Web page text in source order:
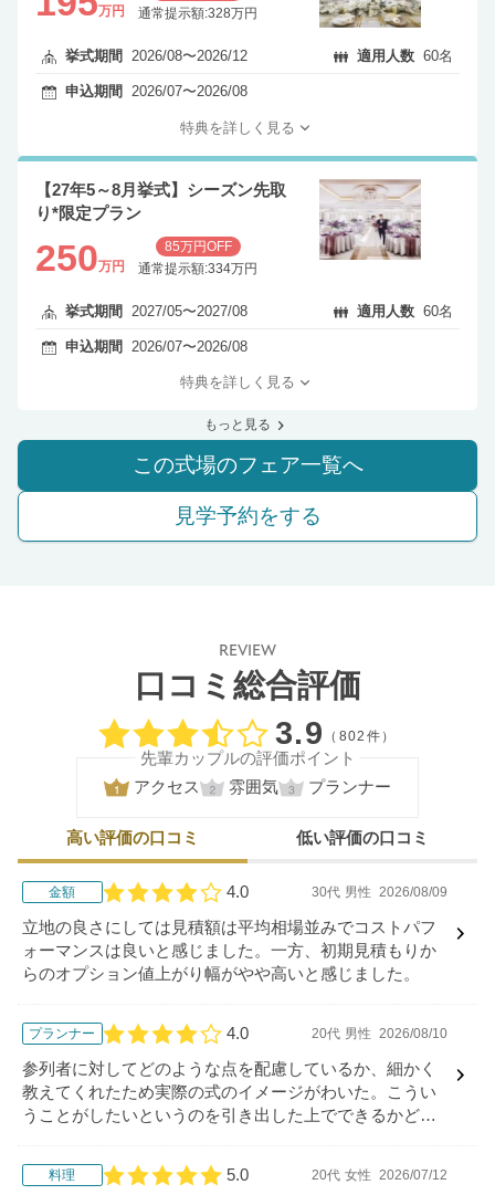
万円 通常提示額:328万円
挙式期間 2026/08〜2026/12 適用人数 60名
申込期間 2026/07〜2026/08
特典を詳しく見る
【27年5～8月挙式】シーズン先取
り*限定プラン
250万円
85万円OFF
通常提示額:334万円
挙式期間 2027/05〜2027/08 適用人数 60名
申込期間 2026/07〜2026/08
特典を詳しく見る
もっと見る
この式場のフェア一覧へ
見学予約をする
REVIEW
口コミ総合評価
口コミ評価
3.9 （802件）
先輩カップルの評価ポイント
アクセス
雰囲気 プランナー
高い評価の口コミ 低い評価の口コミ
金額
口コミ評価
4.0 30代 男性 2026/08/09
立地の良さにしては見積額は平均相場並みでコストパフ
ォーマンスは良いと感じました。一方、初期見積もりか
らのオプション値上がり幅がやや高いと感じました。
プランナー
口コミ評価
4.0 20代 男性 2026/08/10
参列者に対してどのような点を配慮しているか、細かく
教えてくれたため実際の式のイメージがわいた。こうい
うことがしたいというのを引き出した上でできるかどう
料理
口コミ評価
5.0 20代 女性 2026/07/12